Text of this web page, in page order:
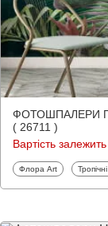
ФОТОШПАЛЕРИ
( 26711 )
Вартість залежить
Фотошпалери
Флора Art